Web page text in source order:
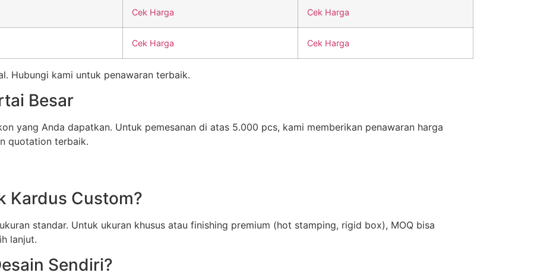
Cek Harga Cek Harga
Cek Harga Cek Harga
Hubungi kami untuk penawaran terbaik.
Besar
yang Anda dapatkan. Untuk pemesanan di atas 5.000 pcs, kami memberikan penawaran harga
quotation terbaik.
Kardus Custom?
standar. Untuk ukuran khusus atau finishing premium (hot stamping, rigid box), MOQ bisa
lanjut.
Sendiri?